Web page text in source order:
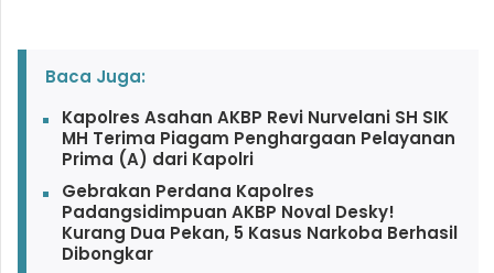
Baca Juga:
Kapolres Asahan AKBP Revi Nurvelani SH SIK
MH Terima Piagam Penghargaan Pelayanan
Prima (A) dari Kapolri
Gebrakan Perdana Kapolres
Padangsidimpuan AKBP Noval Desky!
Kurang Dua Pekan, 5 Kasus Narkoba Berhasil
Dibongkar